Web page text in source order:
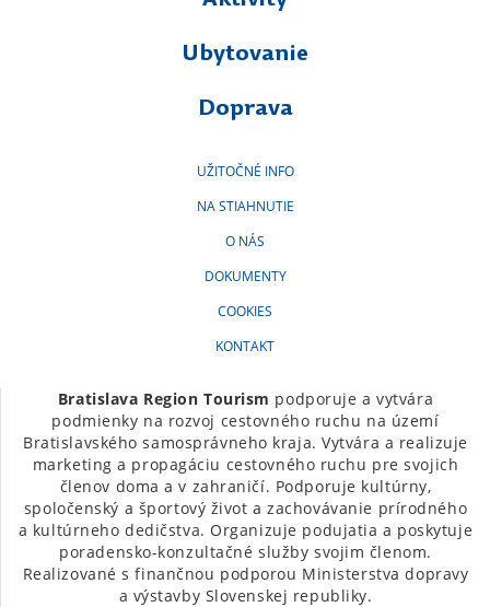
Ubytovanie
Doprava
UŽITOČNÉ INFO
NA STIAHNUTIE
O NÁS
DOKUMENTY
COOKIES
KONTAKT
Bratislava Region Tourism podporuje a vytvára
podmienky na rozvoj cestovného ruchu na území
Bratislavského samosprávneho kraja. Vytvára a realizuje
marketing a propagáciu cestovného ruchu pre svojich
členov doma a v zahraničí. Podporuje kultúrny,
spoločenský a športový život a zachovávanie prírodného
a kultúrneho dedičstva. Organizuje podujatia a poskytuje
poradensko-konzultačné služby svojim členom.
Realizované s finančnou podporou Ministerstva dopravy
a výstavby Slovenskej republiky.